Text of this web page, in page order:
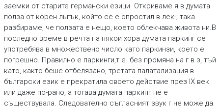
заемки от старите германски езици. Откриваме я в думата
полза от корен льгък, който се е опростил в лек-; така
разбираме, че ползата е нещо, което облекчава живота ни.В
последно време в речта на някои хора думата паркинг се
употребява в множествено число като паркинзи, което е
погрешно. Правилно е паркинги,т.е. без промяна на г в з, тъй
като, както беше отбелязано, третата палатализация в
български език е прекратила своето действие през IX век
или даже по-рано, а тогава думата паркинг не е
съществувала. Следователно съгласният звук г не може да